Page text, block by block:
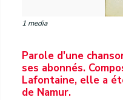
1 media
Parole d'une
ses abonnés.
Lafontaine, elle a
de Namur.